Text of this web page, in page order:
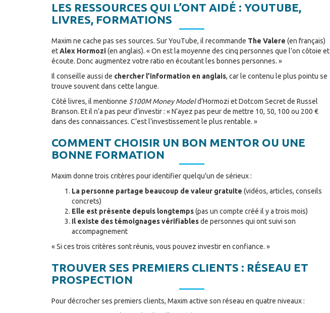
LES RESSOURCES QUI L’ONT AIDÉ : YOUTUBE,
LIVRES, FORMATIONS
Maxim ne cache pas ses sources. Sur YouTube, il recommande The Valere (en français)
etAlex Hormozi(en anglais). « On est la moyenne des cinq personnes que l’on côtoie et
écoute. Donc augmentez votre ratio en écoutant les bonnes personnes. »
Il conseille aussi de chercher l’information en anglais, car le contenu le plus pointu se
trouve souvent dans cette langue.
Côté livres, il mentionne $100M Money Modeld’Hormozi et Dotcom Secret de Russel
Branson. Et il n’a pas peur d’investir : « N’ayez pas peur de mettre 10, 50, 100 ou 200 €
dans des connaissances. C’est l’investissement le plus rentable. »
COMMENT CHOISIR UN BON MENTOR OU UNE
BONNE FORMATION
Maxim donne trois critères pour identifier quelqu’un de sérieux :
La personne partage beaucoup de valeur gratuite (vidéos, articles, conseils
concrets)
Elle est présente depuis longtemps(pas un compte créé il y a trois mois)
Il existe des témoignages vérifiablesde personnes qui ont suivi son
accompagnement
« Si ces trois critères sont réunis, vous pouvez investir en confiance. »
TROUVER SES PREMIERS CLIENTS : RÉSEAU ET
PROSPECTION
Pour décrocher ses premiers clients, Maxim active son réseau en quatre niveaux :